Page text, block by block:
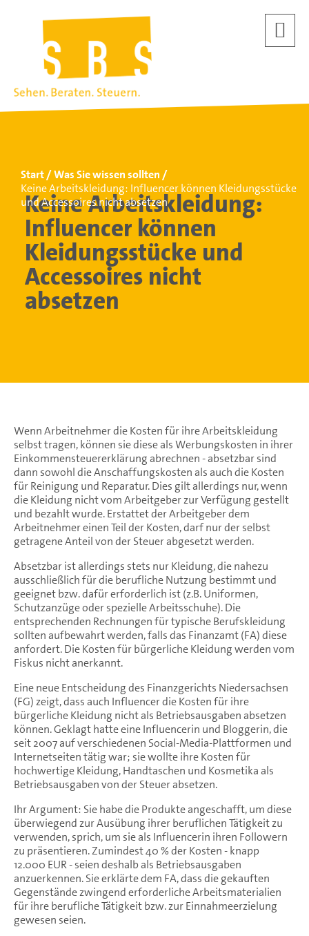
Start
Was Sie wissen sollten
Keine Arbeitskleidung: Influencer können Kleidungsstücke
und Accessoires nicht absetzen
Keine Arbeitskleidung:
Influencer können
Kleidungsstücke und
Accessoires nicht
absetzen
Wenn Arbeitnehmer die Kosten für ihre Arbeitskleidung
selbst tragen, können sie diese als Werbungskosten in ihrer
Einkommensteuererklärung abrechnen - absetzbar sind
dann sowohl die Anschaffungskosten als auch die Kosten
für Reinigung und Reparatur. Dies gilt allerdings nur, wenn
die Kleidung nicht vom Arbeitgeber zur Verfügung gestellt
und bezahlt wurde. Erstattet der Arbeitgeber dem
Arbeitnehmer einen Teil der Kosten, darf nur der selbst
getragene Anteil von der Steuer abgesetzt werden.
Absetzbar ist allerdings stets nur Kleidung, die nahezu
ausschließlich für die berufliche Nutzung bestimmt und
geeignet bzw. dafür erforderlich ist (z.B. Uniformen,
Schutzanzüge oder spezielle Arbeitsschuhe). Die
entsprechenden Rechnungen für typische Berufskleidung
sollten aufbewahrt werden, falls das Finanzamt (FA) diese
anfordert. Die Kosten für bürgerliche Kleidung werden vom
Fiskus nicht anerkannt.
Eine neue Entscheidung des Finanzgerichts Niedersachsen
(FG) zeigt, dass auch Influencer die Kosten für ihre
bürgerliche Kleidung nicht als Betriebsausgaben absetzen
können. Geklagt hatte eine Influencerin und Bloggerin, die
seit 2007 auf verschiedenen Social-Media-Plattformen und
Internetseiten tätig war; sie wollte ihre Kosten für
hochwertige Kleidung, Handtaschen und Kosmetika als
Betriebsausgaben von der Steuer absetzen.
Ihr Argument: Sie habe die Produkte angeschafft, um diese
überwiegend zur Ausübung ihrer beruflichen Tätigkeit zu
verwenden, sprich, um sie als Influencerin ihren Followern
zu präsentieren. Zumindest 40 % der Kosten - knapp
12.000 EUR - seien deshalb als Betriebsausgaben
anzuerkennen. Sie erklärte dem FA, dass die gekauften
Gegenstände zwingend erforderliche Arbeitsmaterialien
für ihre berufliche Tätigkeit bzw. zur Einnahmeerzielung
gewesen seien.